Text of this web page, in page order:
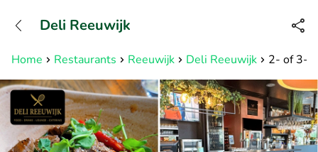
Bereikbaar tot 23:00 uur
Home Restaurants Reeuwijk Deli Reeuwijk 2- of 3-
Deli Reeuwijk